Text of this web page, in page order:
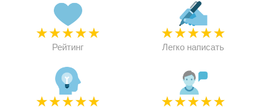
★★★★★
Рейтинг
★★★★★
Легко написать
★★★★★ ★★★★★